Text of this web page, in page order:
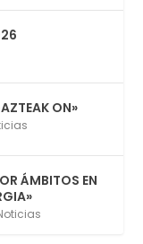
ON»
ÁMBITOS EN